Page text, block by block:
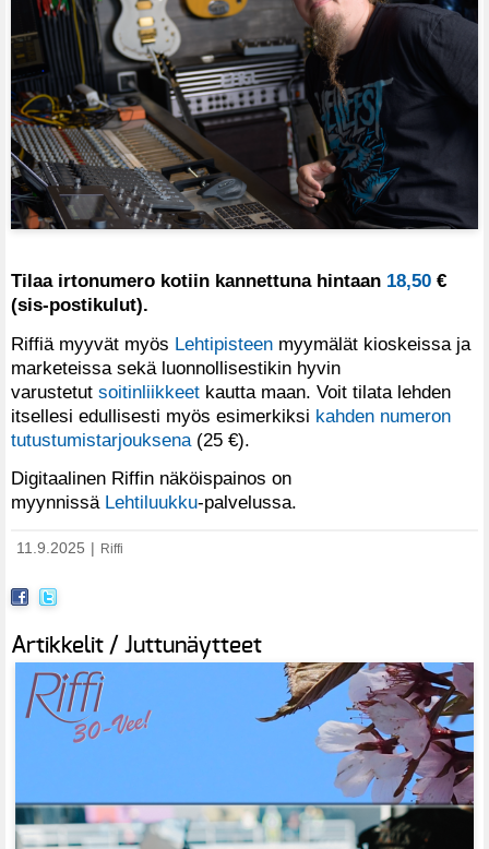
Tilaa irtonumero kotiin kannettuna hintaan 18,50 €
(sis-postikulut).
Riffiä myyvät myös Lehtipisteen myymälät kioskeissa ja
marketeissa sekä luonnollisestikin hyvin
varustetut soitinliikkeet kautta maan. Voit tilata lehden
itsellesi edullisesti myös esimerkiksi kahden numeron
tutustumistarjouksena (25 €).
Digitaalinen Riffin näköispainos on
myynnissä Lehtiluukku-palvelussa.
11.9.2025 Riffi
Artikkelit / Juttunäytteet